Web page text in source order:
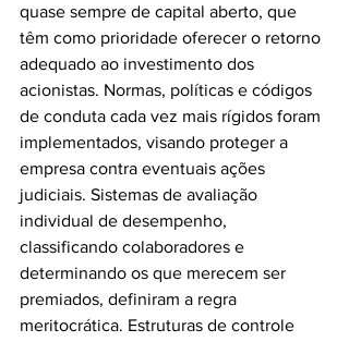
quase sempre de capital aberto, que
têm como prioridade oferecer o retorno
adequado ao investimento dos
acionistas. Normas, políticas e códigos
de conduta cada vez mais rígidos foram
implementados, visando proteger a
empresa contra eventuais ações
judiciais. Sistemas de avaliação
individual de desempenho,
classificando colaboradores e
determinando os que merecem ser
premiados, definiram a regra
meritocrática. Estruturas de controle